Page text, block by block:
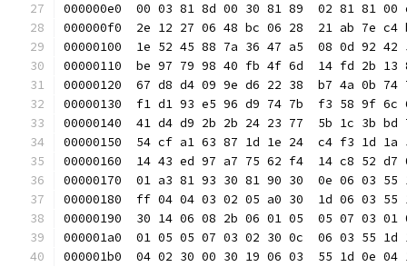
000000e0  00 03 81 8d 00 30 81 89  02 81
000000f0  2e 12 27 06 48 bc 06 28  21 ab
00000100  1e 52 45 88 7a 36 47 a5  08 0d 92
00000110  be 97 79 98 40 fb 4f 6d  14 fd 2b
00000120  67 d8 d4 09 9e d6 22 38  b7 4a 0b
00000130  f1 d1 93 e5 96 d9 74 7b  f3 58
00000140  41 d4 d9 2b 2b 24 23 77  5b 1c 3b
00000150  54 cf a1 63 87 1d 1e 24  c4 f3 1d
00000160  14 43 ed 97 a7 75 62 f4  14 c8 52
00000170  01 a3 81 93 30 81 90 30  0e 06
00000180  ff 04 04 03 02 05 a0 30  1d 06 03
00000190  30 14 06 08 2b 06 01 05  05 07
000001a0  01 05 05 07 03 02 30 0c  06 03
000001b0  04 02 30 00 30 19 06 03  55 1d